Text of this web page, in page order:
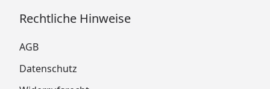
Rechtliche Hinweise
AGB
Datenschutz